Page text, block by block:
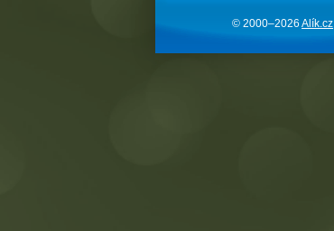
© 2000–2026Alík.cz